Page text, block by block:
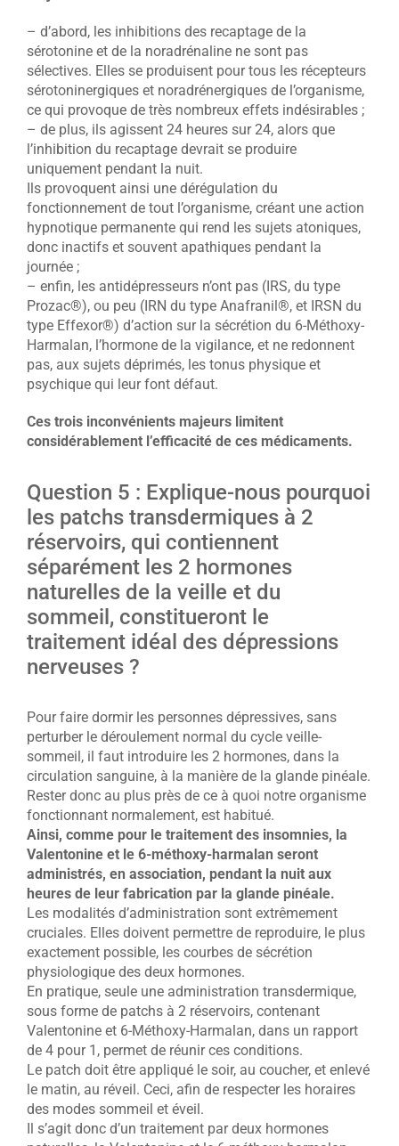
– d’abord, les inhibitions des recaptage de la
sérotonine et de la noradrénaline ne sont pas
sélectives. Elles se produisent pour tous les récepteurs
sérotoninergiques et noradrénergiques de l’organisme,
ce qui provoque de très nombreux effets indésirables ;
– de plus, ils agissent 24 heures sur 24, alors que
l’inhibition du recaptage devrait se produire
uniquement pendant la nuit.
Ils provoquent ainsi une dérégulation du
fonctionnement de tout l’organisme, créant une action
hypnotique permanente qui rend les sujets atoniques,
donc inactifs et souvent apathiques pendant la
journée ;
– enfin, les antidépresseurs n’ont pas (IRS, du type
Prozac®), ou peu (IRN du type Anafranil®, et IRSN du
type Effexor®) d’action sur la sécrétion du 6-Méthoxy-
Harmalan, l’hormone de la vigilance, et ne redonnent
pas, aux sujets déprimés, les tonus physique et
psychique qui leur font défaut.
Ces trois inconvénients majeurs limitent
considérablement l’efficacité de ces médicaments.
Question 5 : Explique-nous pourquoi
les patchs transdermiques à 2
réservoirs, qui contiennent
séparément les 2 hormones
naturelles de la veille et du
sommeil, constitueront le
traitement idéal des dépressions
nerveuses ?
Pour faire dormir les personnes dépressives, sans
perturber le déroulement normal du cycle veille-
sommeil, il faut introduire les 2 hormones, dans la
circulation sanguine, à la manière de la glande pinéale.
Rester donc au plus près de ce à quoi notre organisme
fonctionnant normalement, est habitué.
Ainsi, comme pour le traitement des insomnies, la
Valentonine et le 6-méthoxy-harmalan seront
administrés, en association, pendant la nuit aux
heures de leur fabrication par la glande pinéale.
Les modalités d’administration sont extrêmement
cruciales. Elles doivent permettre de reproduire, le plus
exactement possible, les courbes de sécrétion
physiologique des deux hormones.
En pratique, seule une administration transdermique,
sous forme de patchs à 2 réservoirs, contenant
Valentonine et 6-Méthoxy-Harmalan, dans un rapport
de 4 pour 1, permet de réunir ces conditions.
Le patch doit être appliqué le soir, au coucher, et enlevé
le matin, au réveil. Ceci, afin de respecter les horaires
des modes sommeil et éveil.
Il s’agit donc d’un traitement par deux hormones